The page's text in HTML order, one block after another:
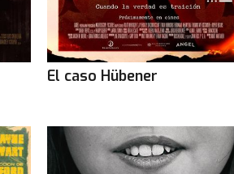
El caso Hübener